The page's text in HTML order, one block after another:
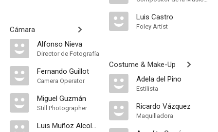
Cámara
Alfonso Nieva
Director de Fotografía
Fernando Guillot
Camera Operator
Miguel Guzmán
Still Photographer
Luis Muñoz Alcolea
Luis Castro
Foley Artist
Costume & Make-Up
Adela del Pino
Estilista
Ricardo Vázquez
Maquilladora